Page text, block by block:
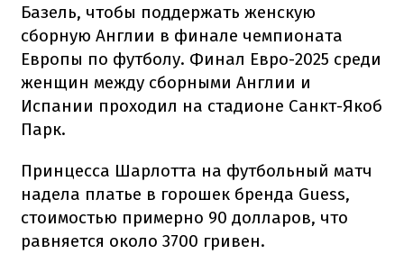
Базель, чтобы поддержать женскую
сборную Англии в финале чемпионата
Европы по футболу. Финал Евро-2025 среди
женщин между сборными Англии и
Испании проходил на стадионе Санкт-Якоб
Парк.
Принцесса Шарлотта на футбольный матч
надела платье в горошек бренда Guess,
стоимостью примерно 90 долларов, что
равняется около 3700 гривен.